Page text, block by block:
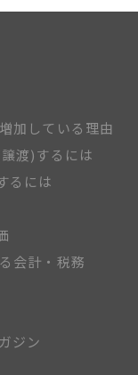
加している理由
渡)するには
るには
会計・税務
ジン